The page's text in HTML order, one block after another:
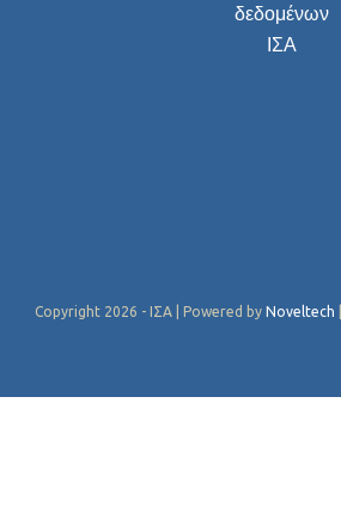
δεδομένων
ΙΣΑ
Copyright 2026 - ΙΣΑ | Powered by Noveltech